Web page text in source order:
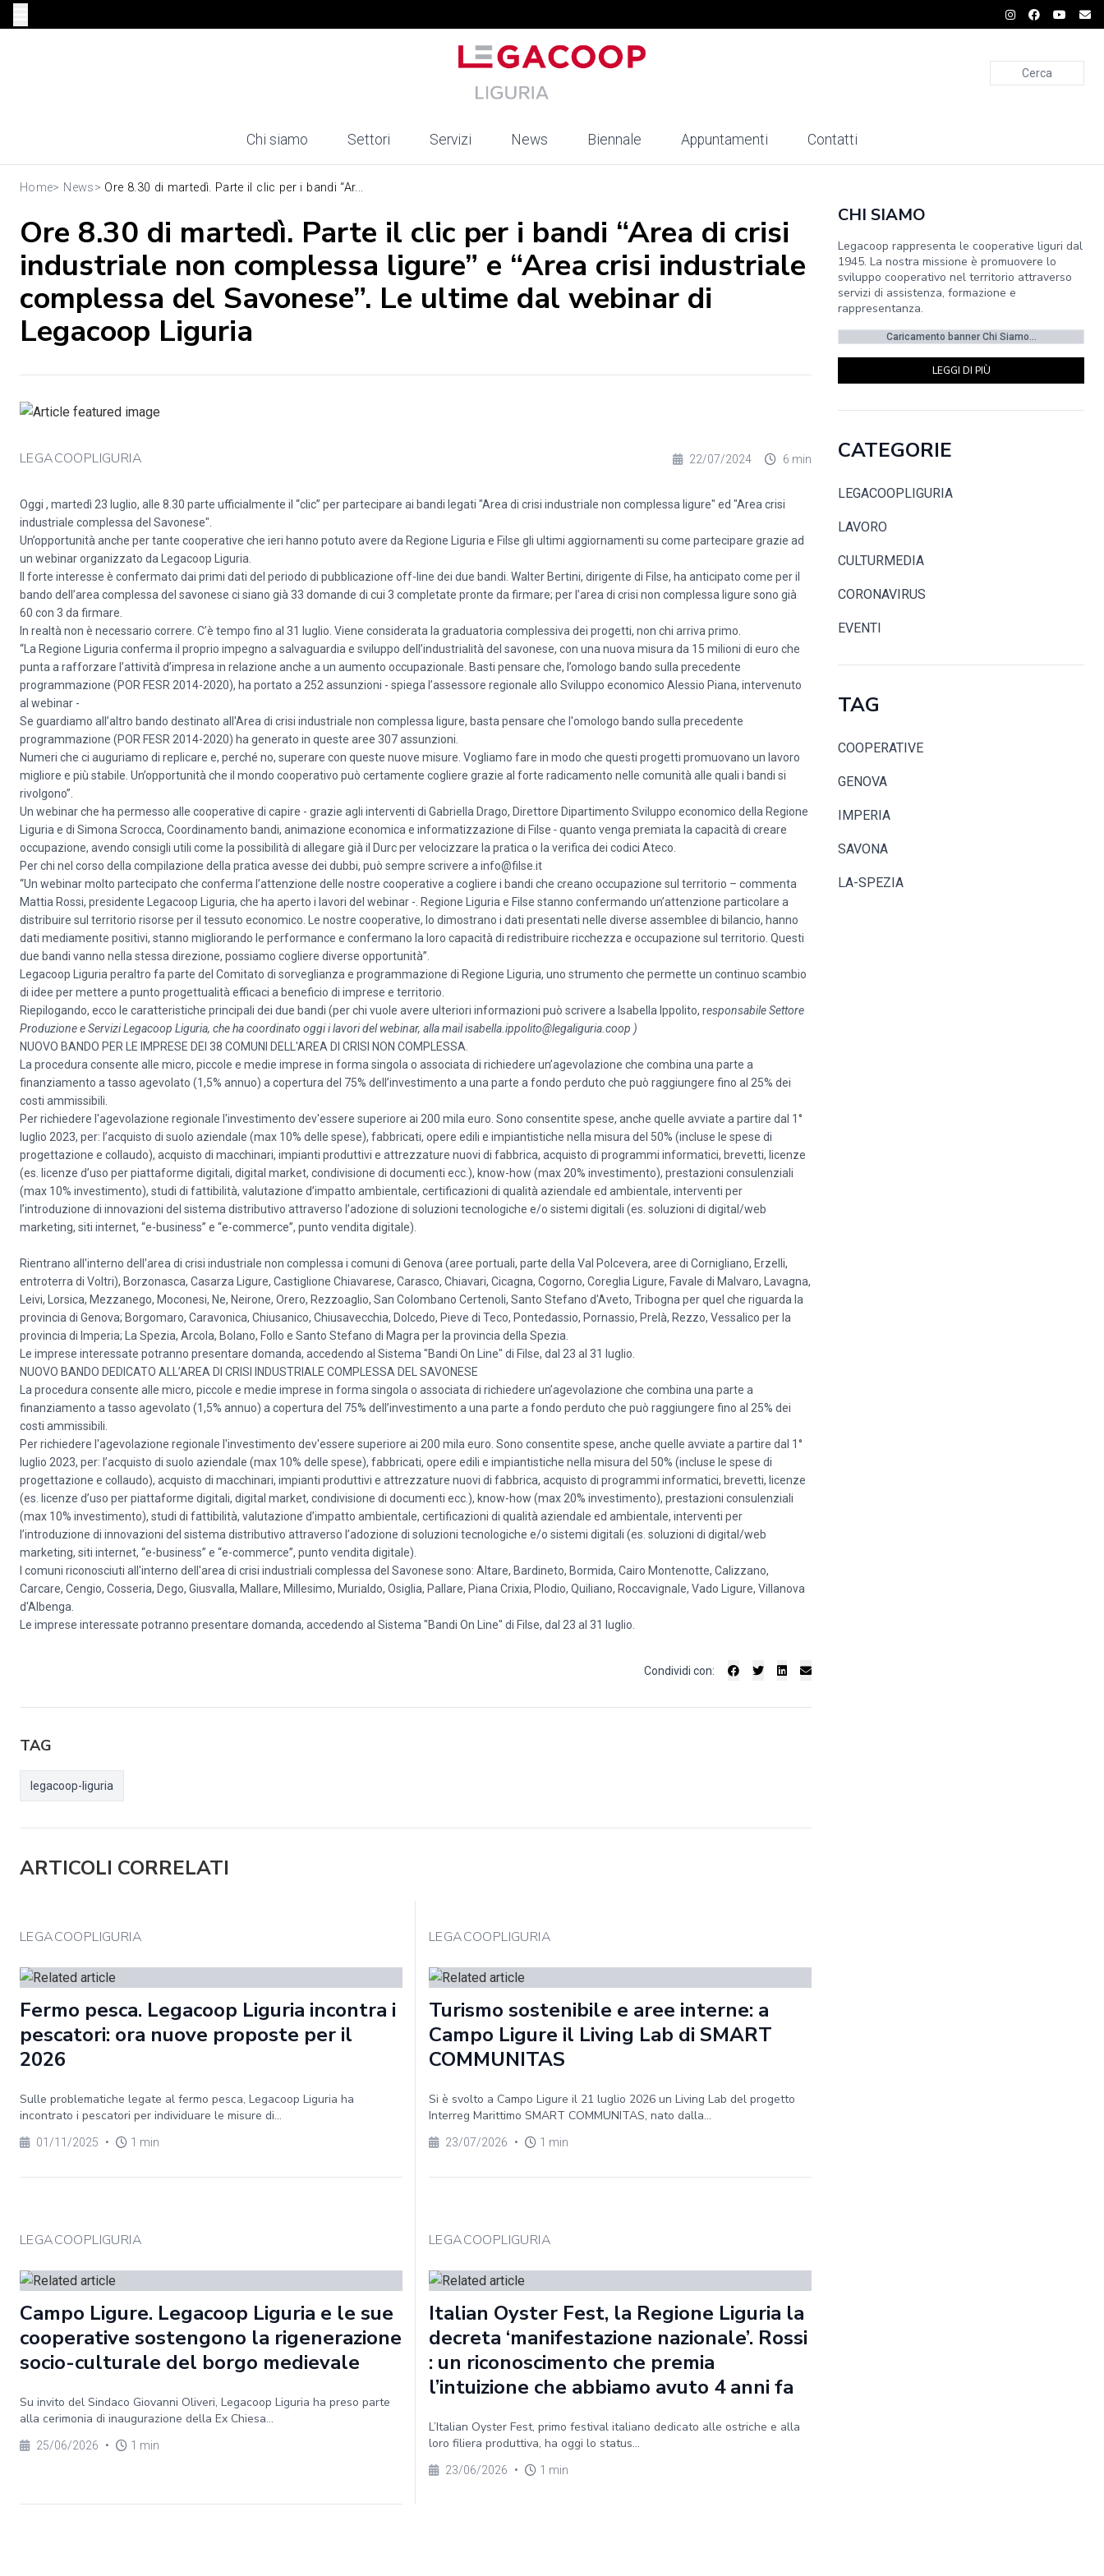
Cerca
Chi siamo Settori Servizi News Biennale Appuntamenti Contatti
Home> News> Ore 8.30 di martedì. Parte il clic per i bandi “Ar...
Ore 8.30 di martedì. Parte il clic per i bandi “Area di crisi
industriale non complessa ligure” e “Area crisi industriale
complessa del Savonese”. Le ultime dal webinar di
Legacoop Liguria
LEGACOOPLIGURIA 22/07/2024 6 min
Oggi , martedì 23 luglio, alle 8.30 parte ufficialmente il “clic” per partecipare ai bandi legati "Area di crisi industriale non complessa ligure" ed "Area crisi
industriale complessa del Savonese".
Un’opportunità anche per tante cooperative che ieri hanno potuto avere da Regione Liguria e Filse gli ultimi aggiornamenti su come partecipare grazie ad
un webinar organizzato da Legacoop Liguria.
Il forte interesse è confermato dai primi dati del periodo di pubblicazione off-line dei due bandi. Walter Bertini, dirigente di Filse, ha anticipato come per il
bando dell’area complessa del savonese ci siano già 33 domande di cui 3 completate pronte da firmare; per l’area di crisi non complessa ligure sono già
60 con 3 da firmare.
In realtà non è necessario correre. C’è tempo fino al 31 luglio. Viene considerata la graduatoria complessiva dei progetti, non chi arriva primo.
“La Regione Liguria conferma il proprio impegno a salvaguardia e sviluppo dell’industrialità del savonese, con una nuova misura da 15 milioni di euro che
punta a rafforzare l’attività d’impresa in relazione anche a un aumento occupazionale. Basti pensare che, l’omologo bando sulla precedente
programmazione (POR FESR 2014-2020), ha portato a 252 assunzioni - spiega l’assessore regionale allo Sviluppo economico Alessio Piana, intervenuto
al webinar -
Se guardiamo all’altro bando destinato all'Area di crisi industriale non complessa ligure, basta pensare che l'omologo bando sulla precedente
programmazione (POR FESR 2014-2020) ha generato in queste aree 307 assunzioni.
Numeri che ci auguriamo di replicare e, perché no, superare con queste nuove misure. Vogliamo fare in modo che questi progetti promuovano un lavoro
migliore e più stabile. Un’opportunità che il mondo cooperativo può certamente cogliere grazie al forte radicamento nelle comunità alle quali i bandi si
rivolgono”.
Un webinar che ha permesso alle cooperative di capire - grazie agli interventi di Gabriella Drago, Direttore Dipartimento Sviluppo economico della Regione
Liguria e di Simona Scrocca, Coordinamento bandi, animazione economica e informatizzazione di Filse -quanto venga premiata la capacità di creare
occupazione, avendo consigli utili come la possibilità di allegare già il Durc per velocizzare la pratica o la verifica dei codici Ateco.
Per chi nel corso della compilazione della pratica avesse dei dubbi, può sempre scrivere a info@filse.it
“Un webinar molto partecipato che conferma l’attenzione delle nostre cooperative a cogliere i bandi che creano occupazione sul territorio – commenta
Mattia Rossi, presidente Legacoop Liguria, che ha aperto i lavori del webinar -. Regione Liguria e Filse stanno confermando un’attenzione particolare a
distribuire sul territorio risorse per il tessuto economico. Le nostre cooperative, lo dimostrano i dati presentati nelle diverse assemblee di bilancio, hanno
dati mediamente positivi, stanno migliorando le performance e confermano la loro capacità di redistribuire ricchezza e occupazione sul territorio. Questi
due bandi vanno nella stessa direzione, possiamo cogliere diverse opportunità”.
Legacoop Liguria peraltro fa parte del Comitato di sorveglianza e programmazione di Regione Liguria, uno strumento che permette un continuo scambio
di idee per mettere a punto progettualità efficaci a beneficio di imprese e territorio.
Riepilogando, ecco le caratteristiche principali dei due bandi (per chi vuole avere ulteriori informazioni può scrivere a Isabella Ippolito, responsabile Settore
Produzione e Servizi Legacoop Liguria, che ha coordinato oggi i lavori del webinar, alla mailisabella.ippolito@legaliguria.coop )
NUOVO BANDO PER LE IMPRESE DEI 38 COMUNI DELL'AREA DI CRISI NON COMPLESSA.
La procedura consente alle micro, piccole e medie imprese in forma singola o associata di richiedere un’agevolazione che combina una parte a
finanziamento a tasso agevolato (1,5% annuo) a copertura del 75% dell’investimento a una parte a fondo perduto che può raggiungere fino al 25% dei
costi ammissibili.
Per richiedere l'agevolazione regionale l'investimento dev'essere superiore ai 200 mila euro. Sono consentite spese, anche quelle avviate a partire dal 1°
luglio 2023, per: l’acquisto di suolo aziendale (max 10% delle spese), fabbricati, opere edili e impiantistiche nella misura del 50% (incluse le spese di
progettazione e collaudo), acquisto di macchinari, impianti produttivi e attrezzature nuovi di fabbrica, acquisto di programmi informatici, brevetti, licenze
(es. licenze d’uso per piattaforme digitali, digital market, condivisione di documenti ecc.), know-how (max 20% investimento), prestazioni consulenziali
(max 10% investimento), studi di fattibilità, valutazione d’impatto ambientale, certificazioni di qualità aziendale ed ambientale, interventi per
l’introduzione di innovazioni del sistema distributivo attraverso l’adozione di soluzioni tecnologiche e/o sistemi digitali (es. soluzioni di digital/web
marketing, siti internet, “e-business” e “e-commerce”, punto vendita digitale).
Rientrano all'interno dell'area di crisi industriale non complessa i comuni di Genova (aree portuali, parte della Val Polcevera, aree di Cornigliano, Erzelli,
entroterra di Voltri), Borzonasca, Casarza Ligure, Castiglione Chiavarese, Carasco, Chiavari, Cicagna, Cogorno, Coreglia Ligure, Favale di Malvaro, Lavagna,
Leivi, Lorsica, Mezzanego, Moconesi, Ne, Neirone, Orero, Rezzoaglio, San Colombano Certenoli, Santo Stefano d'Aveto, Tribogna per quel che riguarda la
provincia di Genova; Borgomaro, Caravonica, Chiusanico, Chiusavecchia, Dolcedo, Pieve di Teco, Pontedassio, Pornassio, Prelà, Rezzo, Vessalico per la
provincia di Imperia; La Spezia, Arcola, Bolano, Follo e Santo Stefano di Magra per la provincia della Spezia.
Le imprese interessate potranno presentare domanda, accedendo al Sistema "Bandi On Line" di Filse, dal 23 al 31 luglio.
NUOVO BANDO DEDICATO ALL’AREA DI CRISI INDUSTRIALE COMPLESSA DEL SAVONESE
La procedura consente alle micro, piccole e medie imprese in forma singola o associata di richiedere un’agevolazione che combina una parte a
finanziamento a tasso agevolato (1,5% annuo) a copertura del 75% dell’investimento a una parte a fondo perduto che può raggiungere fino al 25% dei
costi ammissibili.
Per richiedere l'agevolazione regionale l'investimento dev'essere superiore ai 200 mila euro. Sono consentite spese, anche quelle avviate a partire dal 1°
luglio 2023, per: l’acquisto di suolo aziendale (max 10% delle spese), fabbricati, opere edili e impiantistiche nella misura del 50% (incluse le spese di
progettazione e collaudo), acquisto di macchinari, impianti produttivi e attrezzature nuovi di fabbrica, acquisto di programmi informatici, brevetti, licenze
(es. licenze d’uso per piattaforme digitali, digital market, condivisione di documenti ecc.), know-how (max 20% investimento), prestazioni consulenziali
(max 10% investimento), studi di fattibilità, valutazione d’impatto ambientale, certificazioni di qualità aziendale ed ambientale, interventi per
l’introduzione di innovazioni del sistema distributivo attraverso l’adozione di soluzioni tecnologiche e/o sistemi digitali (es. soluzioni di digital/web
marketing, siti internet, “e-business” e “e-commerce”, punto vendita digitale).
I comuni riconosciuti all'interno dell'area di crisi industriali complessa del Savonese sono: Altare, Bardineto, Bormida, Cairo Montenotte, Calizzano,
Carcare, Cengio, Cosseria, Dego, Giusvalla, Mallare, Millesimo, Murialdo, Osiglia, Pallare, Piana Crixia, Plodio, Quiliano, Roccavignale, Vado Ligure, Villanova
d'Albenga.
Le imprese interessate potranno presentare domanda, accedendo al Sistema "Bandi On Line" di Filse, dal 23 al 31 luglio.
Condividi con:
TAG
legacoop-liguria
ARTICOLI CORRELATI
LEGACOOPLIGURIA
Fermo pesca. Legacoop Liguria incontra i
pescatori: ora nuove proposte per il
2026
Sulle problematiche legate al fermo pesca, Legacoop Liguria ha
incontrato i pescatori per individuare le misure di...
01/11/2025 • 1 min
LEGACOOPLIGURIA
Turismo sostenibile e aree interne: a
Campo Ligure il Living Lab di SMART
COMMUNITAS
Si è svolto a Campo Ligure il 21 luglio 2026 un Living Lab del progetto
Interreg Marittimo SMART COMMUNITAS, nato dalla...
23/07/2026 • 1 min
LEGACOOPLIGURIA
Campo Ligure. Legacoop Liguria e le sue
cooperative sostengono la rigenerazione
socio-culturale del borgo medievale
Su invito del Sindaco Giovanni Oliveri, Legacoop Liguria ha preso parte
alla cerimonia di inaugurazione della Ex Chiesa...
25/06/2026 • 1 min
LEGACOOPLIGURIA
Italian Oyster Fest, la Regione Liguria la
decreta ‘manifestazione nazionale’. Rossi
: un riconoscimento che premia
l’intuizione che abbiamo avuto 4 anni fa
L’Italian Oyster Fest, primo festival italiano dedicato alle ostriche e alla
loro filiera produttiva, ha oggi lo status...
23/06/2026 • 1 min
CHI SIAMO
Legacoop rappresenta le cooperative liguri dal
1945. La nostra missione è promuovere lo
sviluppo cooperativo nel territorio attraverso
servizi di assistenza, formazione e
rappresentanza.
Caricamento banner Chi Siamo...
LEGGI DI PIÙ
CATEGORIE
LEGACOOPLIGURIA
LAVORO
CULTURMEDIA
CORONAVIRUS
EVENTI
TAG
COOPERATIVE
GENOVA
IMPERIA
SAVONA
LA-SPEZIA